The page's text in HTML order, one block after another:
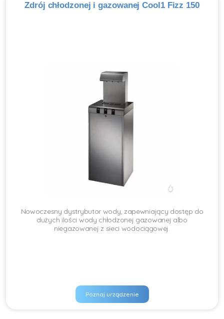
Zdrój chłodzonej i gazowanej Cool1 Fizz 150
Nowoczesny dystrybutor wody, zapewniający dostęp do
dużych ilości wody chłodzonej gazowanej albo
niegazowanej z sieci wodociągowej.
Poznaj urządzenie